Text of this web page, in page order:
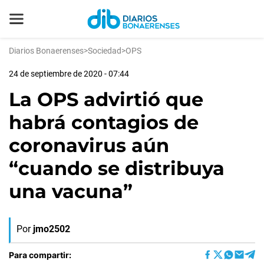
Diarios Bonaerenses>Sociedad>OPS
24 de septiembre de 2020 - 07:44
La OPS advirtió que
habrá contagios de
coronavirus aún
“cuando se distribuya
una vacuna”
Por jmo2502
Para compartir: